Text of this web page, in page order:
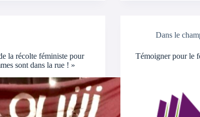
la récolte féministe pour
sont dans la rue ! »
Dans le
Témoigner pour le